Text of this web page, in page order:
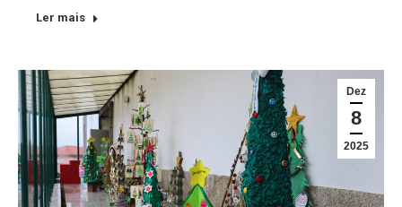
Ler mais
Dez
8
2025